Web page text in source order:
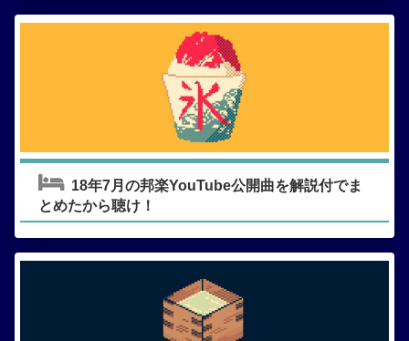
18年7月の邦楽YouTube公開曲を解説付でま
とめたから聴け！